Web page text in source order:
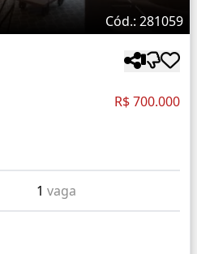
Cód.: 281059
R$ 700.000
1vaga